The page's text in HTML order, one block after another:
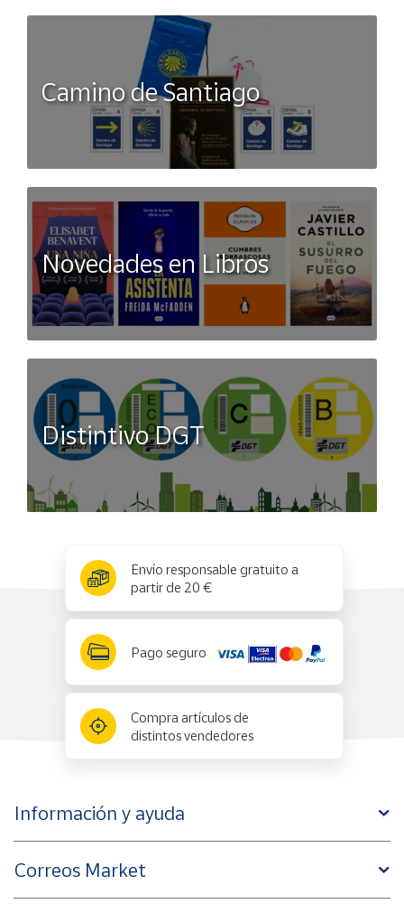
Camino de Santiago
Novedades en Libros
Distintivo DGT
Envío responsable gratuito a
partir de 20 €
Pago seguro
Compra artículos de
distintos vendedores
Información y ayuda
Correos Market